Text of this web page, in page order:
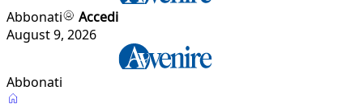
Abbonati
Accedi
August 9, 2026
Abbonati